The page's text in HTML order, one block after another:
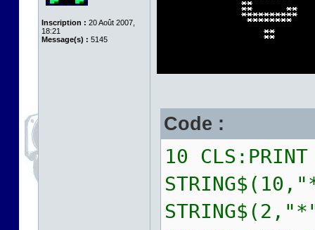
Inscription : 20 Août 2007,
18:21
Message(s) : 5145
Code :
10